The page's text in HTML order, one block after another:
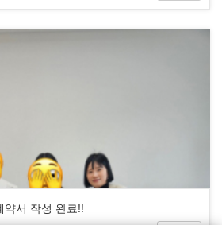
약서 작성 완료!!